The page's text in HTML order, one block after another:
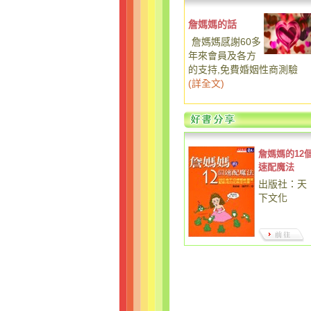
詹媽媽的話
詹媽媽感謝60多
年來會員及各方
的支持,免費婚姻性商測驗
(詳全文)
詹媽媽的12
速配魔法
出版社：天
下文化